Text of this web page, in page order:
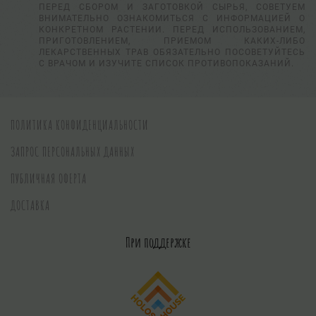
ПЕРЕД СБОРОМ И ЗАГОТОВКОЙ СЫРЬЯ, СОВЕТУЕМ
ВНИМАТЕЛЬНО ОЗНАКОМИТЬСЯ С ИНФОРМАЦИЕЙ О
КОНКРЕТНОМ РАСТЕНИИ. ПЕРЕД ИСПОЛЬЗОВАНИЕМ,
ПРИГОТОВЛЕНИЕМ, ПРИЕМОМ КАКИХ-ЛИБО
ЛЕКАРСТВЕННЫХ ТРАВ ОБЯЗАТЕЛЬНО ПОСОВЕТУЙТЕСЬ
С ВРАЧОМ И ИЗУЧИТЕ СПИСОК ПРОТИВОПОКАЗАНИЙ.
ПОЛИТИКА КОНФИДЕНЦИАЛЬНОСТИ
ЗАПРОС ПЕРСОНАЛЬНЫХ ДАННЫХ
ПУБЛИЧНАЯ ОФЕРТА
ДОСТАВКА
При поддержке